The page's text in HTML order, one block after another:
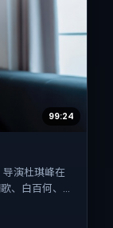
99:24
导演杜琪峰在
、白百何、郑
登记日